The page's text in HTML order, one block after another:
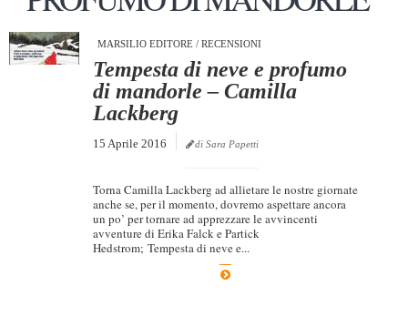
Contatti
Dicono di Noi
Rassegna Stampa
MARSILIO EDITORE/ RECENSIONI
Tempesta di neve e profumo
di mandorle – Camilla
Lackberg
15 Aprile 2016 di Sara Papetti
Torna Camilla Lackberg ad allietare le nostre giornate
anche se, per il momento, dovremo aspettare ancora
un po’ per tornare ad apprezzare le avvincenti
avventure di Erika Falck e Partick
Hedstrom; Tempesta di neve e...